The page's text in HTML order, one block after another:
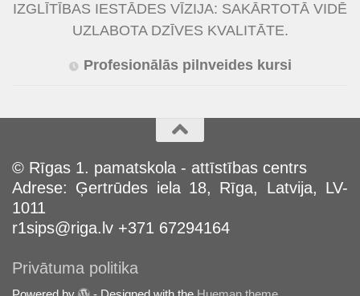
IZGLĪTĪBAS IESTĀDES VĪZIJA: SAKĀRTOTĀ VIDĒ
UZLABOTA DZĪVES KVALITĀTE.
Profesionālās pilnveides kursi
© Rīgas 1. pamatskola - attīstības centrs
Adrese: Ģertrūdes iela 18, Rīga, Latvija, LV-
1011
r1sips@riga.lv +371 67294164
Privātuma politika